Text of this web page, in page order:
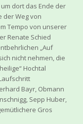
dort das Ende der
der Weg von
Tempo von unserer
Renate Schied
„Auf
nicht nehmen, die
Hochtal
Bayr, Obmann
Sepp Huber,
Gros